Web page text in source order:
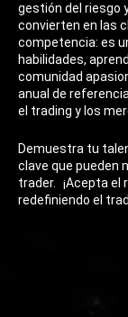
gestión del riesgo
convierten en las
competencia: es
habilidades,
comunidad
anual de
el trading y los
Demuestra tu
clave que pueden
trader. ¡Acepta el
redefiniendo el